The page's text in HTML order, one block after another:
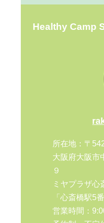
Healthy Camp
所在地：〒
大阪府大阪市
９
ミヤプラザ心
「心斎橋駅5
営業時間：